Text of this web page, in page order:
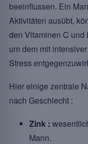
beeinflussen. Ein
Aktivitäten ausübt,
den Vitaminen C und
um dem mit
Stress
Hier einige zentrale
nach Geschlecht :
Zink :
Mann.